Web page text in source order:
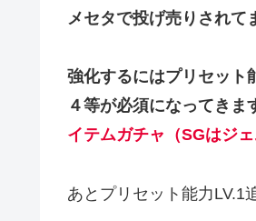
メセタで投げ売りされて
強化するにはプリセット
４等が必須になってきま
イテムガチャ（SGはジ
あとプリセット能力LV.1